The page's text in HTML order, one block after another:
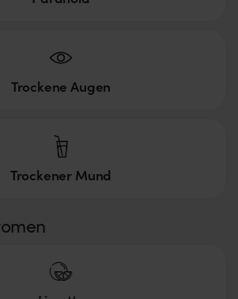
Trockene Augen
Trockener Mund